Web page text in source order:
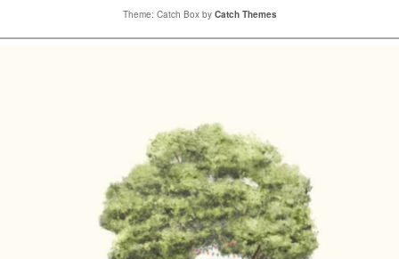
Theme: Catch Box by Catch Themes